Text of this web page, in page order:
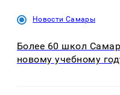
Новости Самары
Более 60 школ
новому учебному